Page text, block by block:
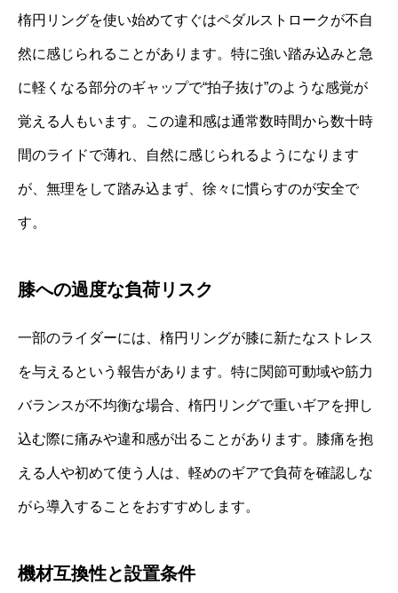
楕円リングを使い始めてすぐはペダルストロークが不自
然に感じられることがあります。特に強い踏み込みと急
に軽くなる部分のギャップで“拍子抜け”のような感覚が
覚える人もいます。この違和感は通常数時間から数十時
間のライドで薄れ、自然に感じられるようになります
が、無理をして踏み込まず、徐々に慣らすのが安全で
す。
膝への過度な負荷リスク
一部のライダーには、楕円リングが膝に新たなストレス
を与えるという報告があります。特に関節可動域や筋力
バランスが不均衡な場合、楕円リングで重いギアを押し
込む際に痛みや違和感が出ることがあります。膝痛を抱
える人や初めて使う人は、軽めのギアで負荷を確認しな
がら導入することをおすすめします。
機材互換性と設置条件